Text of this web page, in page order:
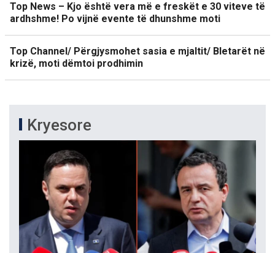
Top News – Kjo është vera më e freskët e 30 viteve të
ardhshme! Po vijnë evente të dhunshme moti
Top Channel/ Përgjysmohet sasia e mjaltit/ Bletarët në
krizë, moti dëmtoi prodhimin
Kryesore